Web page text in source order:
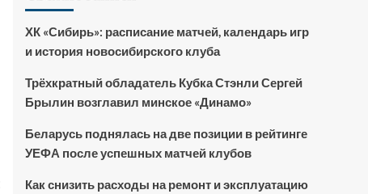
ХК «Сибирь»: расписание матчей, календарь игр
и история новосибирского клуба
Трёхкратный обладатель Кубка Стэнли Сергей
Брылин возглавил минское «Динамо»
Беларусь поднялась на две позиции в рейтинге
УЕФА после успешных матчей клубов
Как снизить расходы на ремонт и эксплуатацию